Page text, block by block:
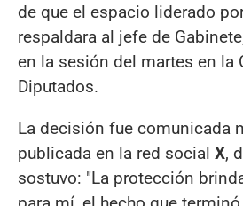
de que el espacio liderado
respaldara al jefe de
en la sesión del martes en la
Diputados.
La decisión fue comunicada
publicada en la red social X,
sostuvo: "La protección